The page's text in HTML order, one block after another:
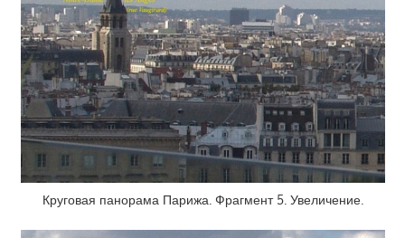
Круговая панорама Парижа. Фрагмент 5. Увеличение.